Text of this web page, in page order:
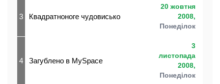
3 Квадратноноге чудовисько
20 жовтня
2008,
Понеділок
4 Загублено в MySpace
3
листопада
2008,
Понеділок